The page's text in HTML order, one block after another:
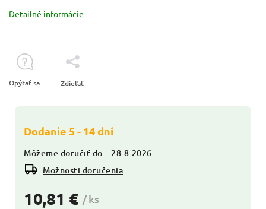
10,81 € / ks
Dodanie 5 - 14 dní
Môžeme doručiť do:
28.8.2026
Možnosti doručenia
Detailné informácie
Opýtať sa Zdieľať